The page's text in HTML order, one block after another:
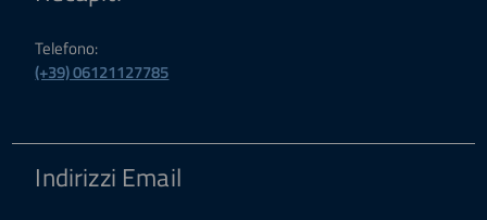
Telefono:
(+39) 06121127785
Indirizzi Email